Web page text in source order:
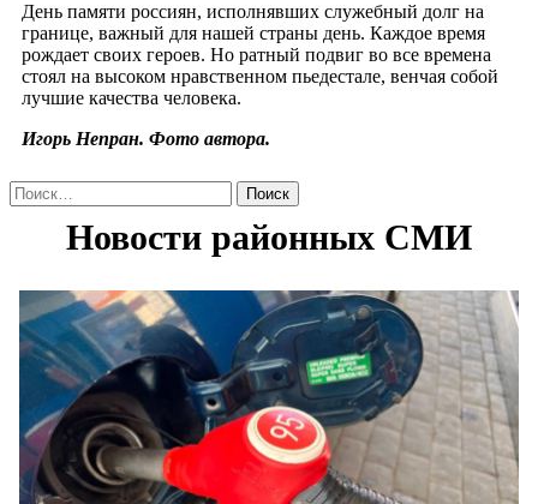
День памяти россиян, исполнявших служебный долг на
границе, важный для нашей страны день. Каждое время
рождает своих героев. Но ратный подвиг во все времена
стоял на высоком нравственном пьедестале, венчая собой
лучшие качества человека.
Игорь Непран. Фото автора.
Найти: